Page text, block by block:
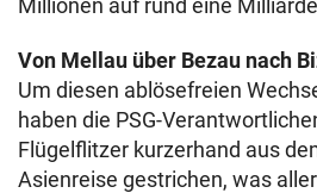
Millionen auf rund eine
Von Mellau über Bezau nach
Um diesen ablösefreien
haben die PSG-
Flügelflitzer kurzerhand aus
Asienreise gestrichen, was